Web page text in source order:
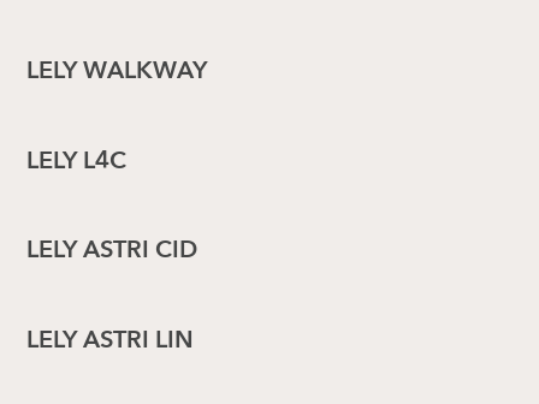
LELY WALKWAY
LELY L4C
LELY ASTRI CID
LELY ASTRI LIN